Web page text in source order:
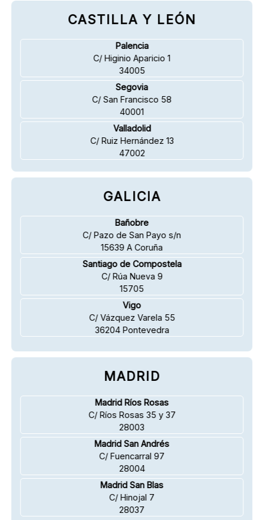
CASTILLA Y LEÓN
Palencia
C/ Higinio Aparicio 1
34005
Segovia
C/ San Francisco 58
40001
Valladolid
C/ Ruiz Hernández 13
47002
GALICIA
Bañobre
C/ Pazo de San Payo s/n
15639 A Coruña
Santiago de Compostela
C/ Rúa Nueva 9
15705
Vigo
C/ Vázquez Varela 55
36204 Pontevedra
MADRID
Madrid Ríos Rosas
C/ Ríos Rosas 35 y 37
28003
Madrid San Andrés
C/ Fuencarral 97
28004
Madrid San Blas
C/ Hinojal 7
28037